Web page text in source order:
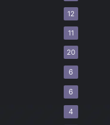
12
11
20
6
6
4